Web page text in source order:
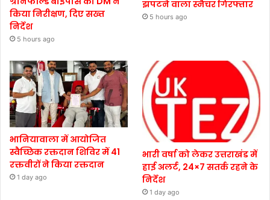
किया निरीक्षण, दिए सख्त
निर्देश
5 hours ago
झपटने वाला स्नैचर गिरफ्तार
5 hours ago
भानियावाला में आयोजित
स्वैच्छिक रक्तदान शिविर में 41
रक्तवीरों ने किया रक्तदान
1 day ago
भारी वर्षा को लेकर उत्तराखंड में
हाई अलर्ट, 24×7 सतर्क रहने के
निर्देश
1 day ago